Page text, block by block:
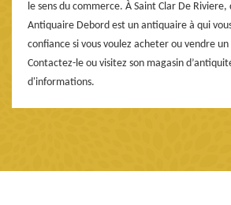
le sens du commerce. À Saint Clar De Riviere,
Antiquaire Debord est un antiquaire à qui
confiance si vous voulez acheter ou vendre
Contactez-le ou visitez son magasin
d'informations.